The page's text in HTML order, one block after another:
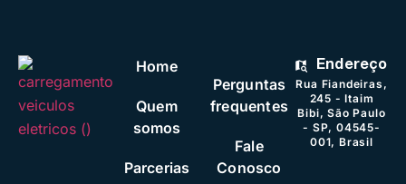
Home
Quem
somos
Parcerias
Perguntas
frequentes
Fale
Conosco
Endereço
Rua Fiandeiras,
245 - Itaim
Bibi, São Paulo
- SP, 04545-
001, Brasil